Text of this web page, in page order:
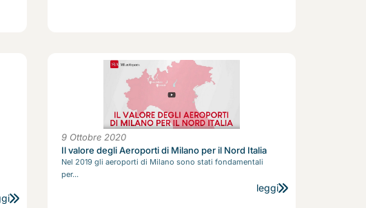
9 Ottobre 2020
Il valore degli Aeroporti di Milano per il Nord Italia
Nel 2019 gli aeroporti di Milano sono stati fondamentali
per...
leggi